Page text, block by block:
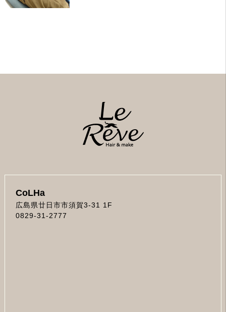
CoLHa
広島県廿日市市須賀3-31 1F
0829-31-2777